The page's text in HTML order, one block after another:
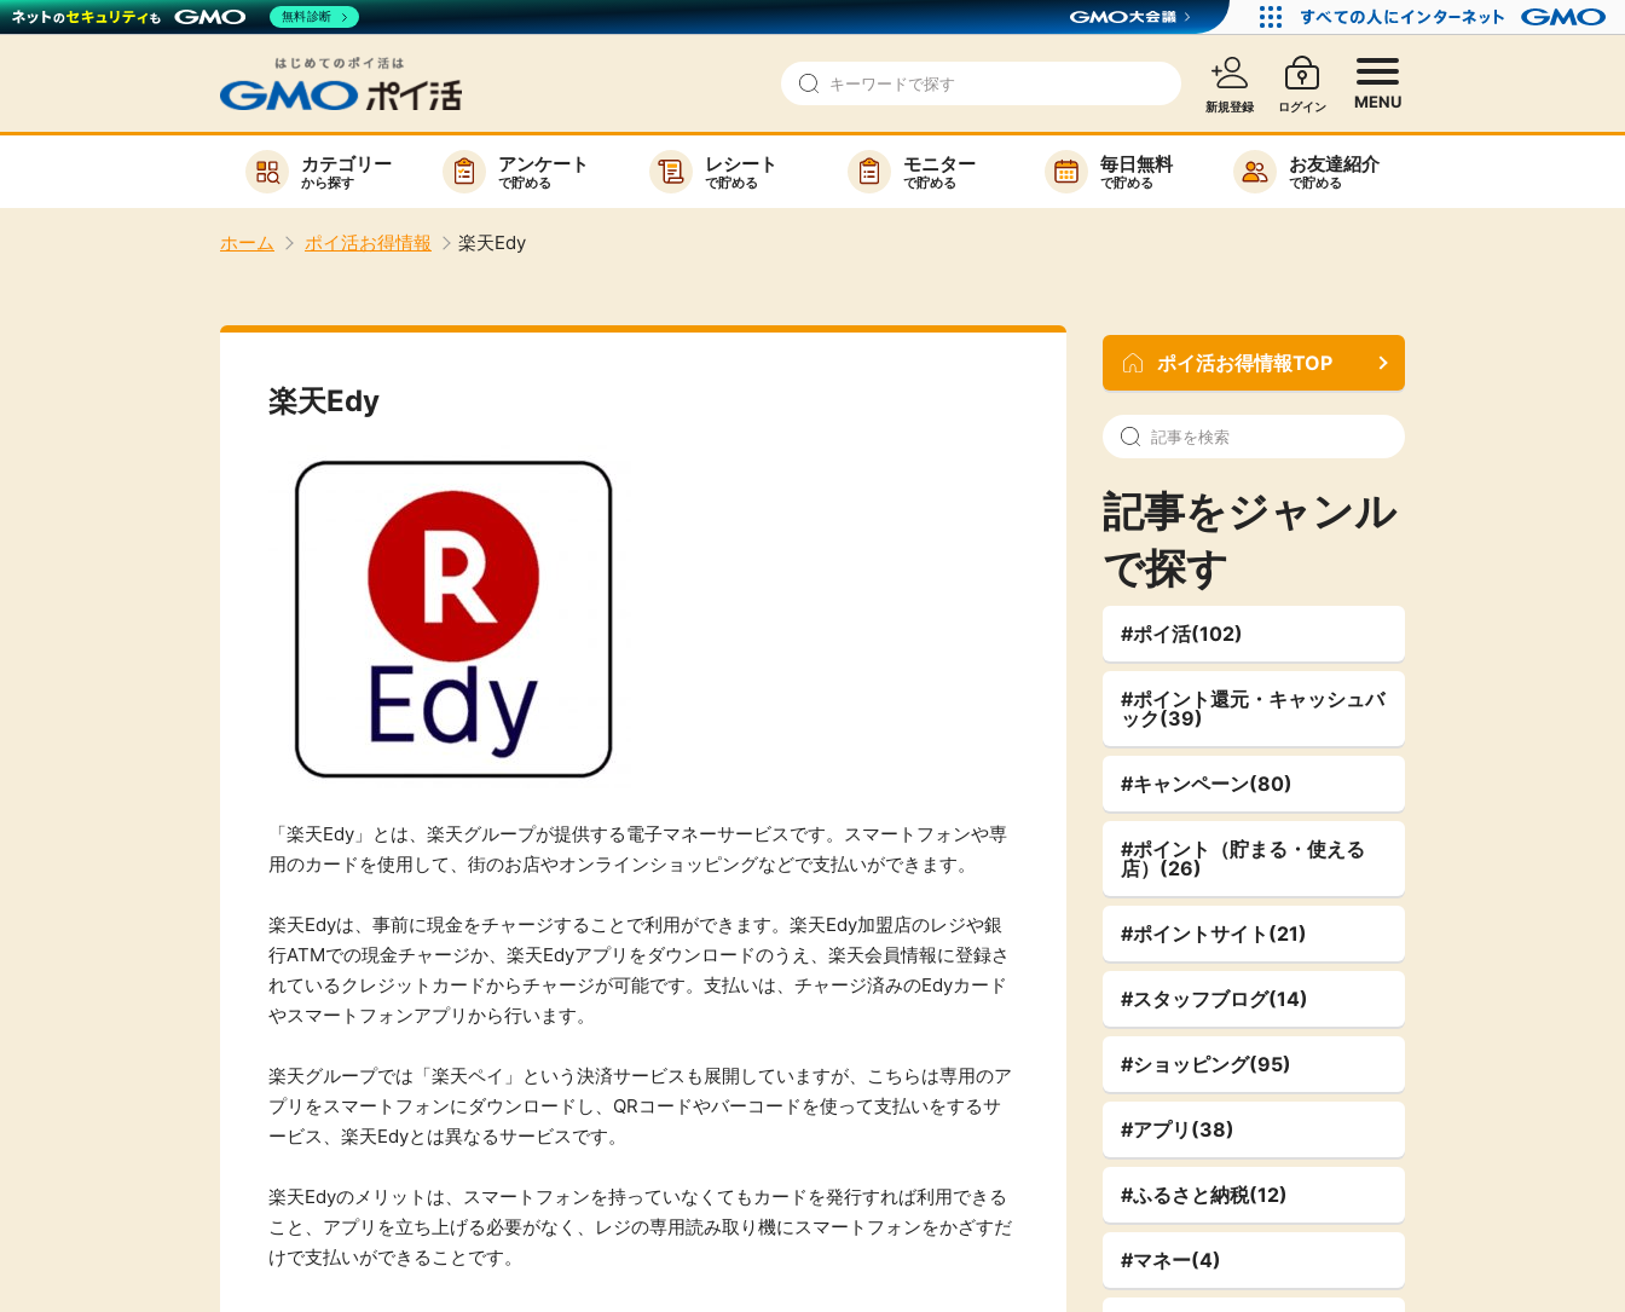
新規登録 ログイン MENU
お知らせ
新着
モニター
ヘルプセンター
カテゴリー
から探す
アンケート
で貯める
レシート
で貯める
モニター
で貯める
毎日無料
で貯める
お友達紹介
で貯める
ホーム ポイ活お得情報 楽天Edy
楽天サービス一覧
ion（楽天ファ
楽天証券
340P
楽天toto【無
140P
高還元 無料
アンケート レシ活
（貯まる・使えるお店）
情報
楽天Edy
「楽天Edy」とは、楽天グループが提供する電子マネーサービスです。スマートフォンや専
用のカードを使用して、街のお店やオンラインショッピングなどで支払いができます。
楽天Edyは、事前に現金をチャージすることで利用ができます。楽天Edy加盟店のレジや銀
行ATMでの現金チャージか、楽天Edyアプリをダウンロードのうえ、楽天会員情報に登録さ
れているクレジットカードからチャージが可能です。支払いは、チャージ済みのEdyカード
やスマートフォンアプリから行います。
楽天グループでは「楽天ペイ」という決済サービスも展開していますが、こちらは専用のア
プリをスマートフォンにダウンロードし、QRコードやバーコードを使って支払いをするサ
ービス、楽天Edyとは異なるサービスです。
楽天Edyのメリットは、スマートフォンを持っていなくてもカードを発行すれば利用できる
こと、アプリを立ち上げる必要がなく、レジの専用読み取り機にスマートフォンをかざすだ
けで支払いができることです。
ポイ活お得情報TOP
記事をジャンル
で探す
#ポイ活(102)
#ポイント還元・キャッシュバ
ック(39)
#キャンペーン(80)
#ポイント（貯まる・使える
店）(26)
#ポイントサイト(21)
#スタッフブログ(14)
#ショッピング(95)
#アプリ(38)
#ふるさと納税(12)
#マネー(4)
無料診断